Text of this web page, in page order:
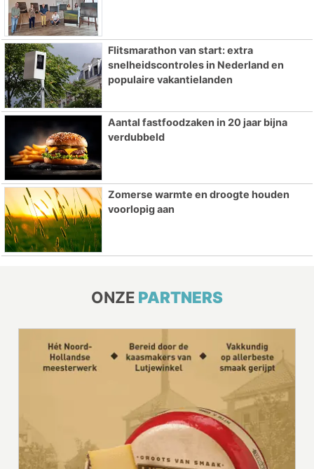
Flitsmarathon van start: extra
snelheidscontroles in Nederland en
populaire vakantielanden
Aantal fastfoodzaken in 20 jaar bijna
verdubbeld
Zomerse warmte en droogte houden
voorlopig aan
ONZE PARTNERS